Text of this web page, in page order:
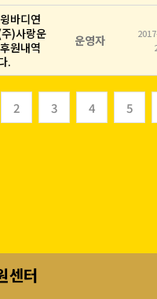
바디연
)사랑운
원내역
.
운영자
2 3 4 5
센터